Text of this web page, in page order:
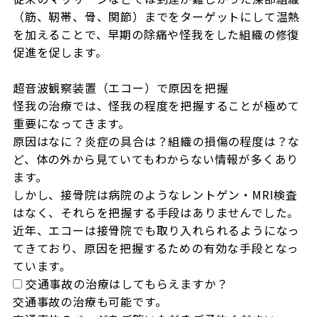
（筋、靭帯、骨、関節）までをターゲットにして温熱
を加えることで、早期の除痛や怪我をした組織の修復
促進を促します。
超音波観察装置（エコー）で原因を把握
怪我の治療では、怪我の程度を把握することが極めて
重要になってきます。
原因はなに？炎症の具合は？組織の損傷の程度は？な
ど、体の外から見ていてもわからない情報が多くあり
ます。
しかし、接骨院は病院のようなレントゲン・MRI検査
はなく、それらを把握する手段はありませんでした。
近年、エコーは接骨院でも取り入れられるようになっ
てきており、原因を把握するための有効な手段となっ
ています。
交通事故の治療はしてもらえますか？
交通事故の治療も可能です。